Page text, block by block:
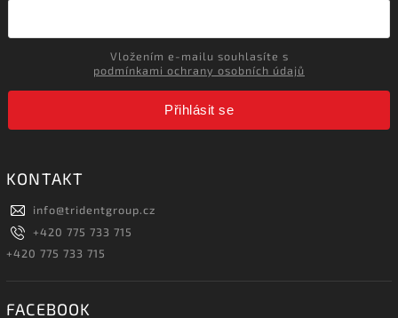
podmínkami ochrany osobních údajů
Přihlásit se
KONTAKT
info@tridentgroup.cz
+420 775 733 715
+420 775 733 715
FACEBOOK